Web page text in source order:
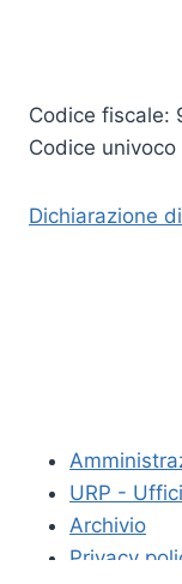
Codice fiscale:
Codice
Dichiarazione
URP -
Archivio
Privacy